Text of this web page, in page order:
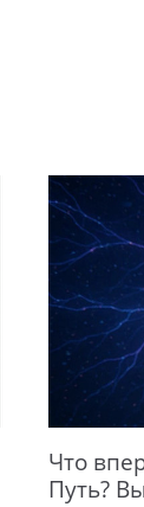
Что
Путь?